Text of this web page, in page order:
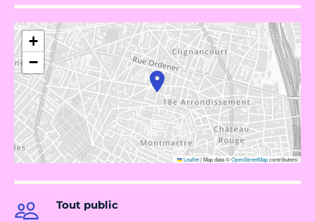
+
−
Leaflet|Map data ©OpenStreetMapcontributors
Tout public